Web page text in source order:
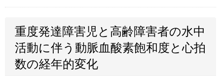
重度発達障害児と高齢障害者の水中
活動に伴う動脈血酸素飽和度と心拍
数の経年的変化